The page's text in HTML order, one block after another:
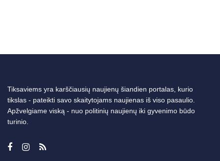
Tiksaviems yra karščiausių naujienų šiandien portalas, kurio
tikslas - pateikti savo skaitytojams naujienas iš viso pasaulio.
Apžvelgiame viską - nuo politinių naujienų iki gyvenimo būdo
turinio.